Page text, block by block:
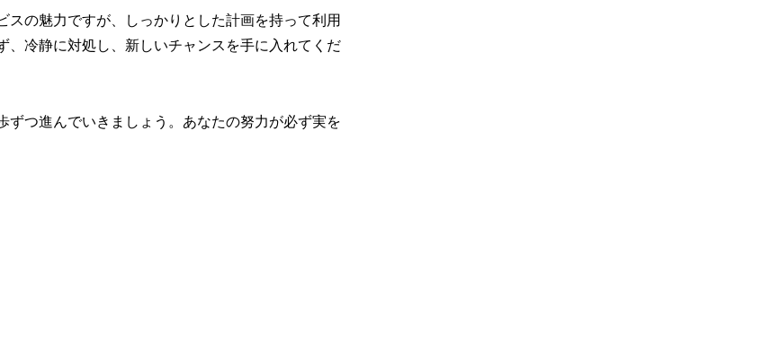
の魅力ですが、しっかりとした計画を持って利用
冷静に対処し、新しいチャンスを手に入れてくだ
つ進んでいきましょう。あなたの努力が必ず実を